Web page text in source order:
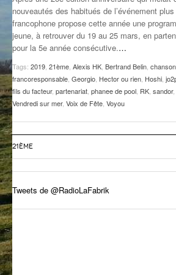
GROOVE N SUN
IL ÉTAIT UNE FOIS
L’ASTUCE DE LA PORTE EN BOIS
LA FABRIK POÉTIK
NOS ANCIENS
PLUS DE MIX
nouveautés des habitués de l’événement
francophone propose cette année une
jeune, à retrouver du 19 au 25 mars, en
pour la 5e année consécutive.…
Tags: 2019 21ème Alexis HK Bertrand Belin chanson
francoresponsable Georgio Hector ou rien Hoshi
fils du facteur, partenariat phanee de pool RK sandor,
Vendredi sur mer, Voix de Fête Voyou
21ÈME
Tweets de @RadioLaFabrik